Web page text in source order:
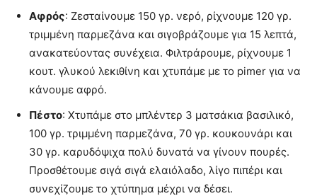
Αφρός: Ζεσταίνουμε 150 γρ. νερό, ρίχνουμε 120 γρ.
τριμμένη παρμεζάνα και σιγοβράζουμε για 15 λεπτά,
ανακατεύοντας συνέχεια. Φιλτράρουμε, ρίχνουμε 1
κουτ. γλυκού λεκιθίνη και χτυπάμε με το pimer για να
κάνουμε αφρό.
Πέστο: Χτυπάμε στο μπλέντερ 3 ματσάκια βασιλικό,
100 γρ. τριμμένη παρμεζάνα, 70 γρ. κουκουνάρι και
30 γρ. καρυδόψιχα πολύ δυνατά να γίνουν πουρές.
Προσθέτουμε σιγά σιγά ελαιόλαδο, λίγο πιπέρι και
συνεχίζουμε το χτύπημα μέχρι να δέσει.